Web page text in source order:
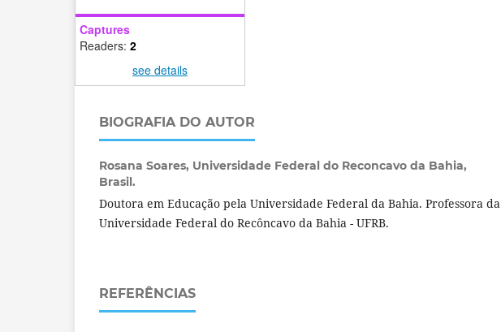
Captures
Readers: 2
see details
BIOGRAFIA DO AUTOR
Rosana Soares, Universidade Federal do Reconcavo da Bahia,
Brasil.
Doutora em Educação pela Universidade Federal da Bahia. Professora da
Universidade Federal do Recôncavo da Bahia - UFRB.
REFERÊNCIAS